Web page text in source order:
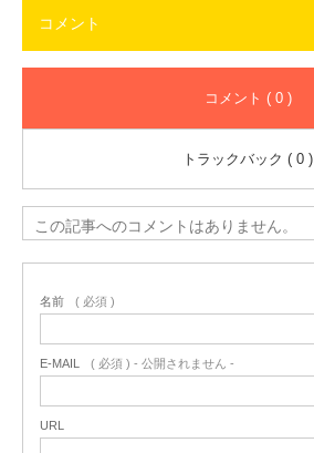
コメント
コメント ( 0 )
トラックバック ( 0 )
この記事へのコメントはありません。
名前 ( 必須 )
E-MAIL ( 必須 ) - 公開されません -
URL